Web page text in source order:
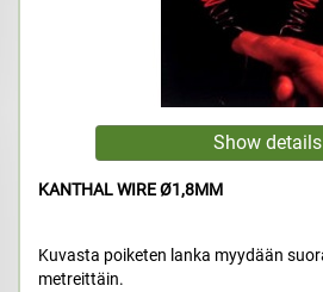
KANTHAL WIRE Ø1,8MM
Kuvasta poiketen lanka myydään
metreittäin.